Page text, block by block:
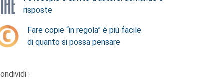
risposte
Fare copie “in regola” è più facile
di quanto si possa pensare
: